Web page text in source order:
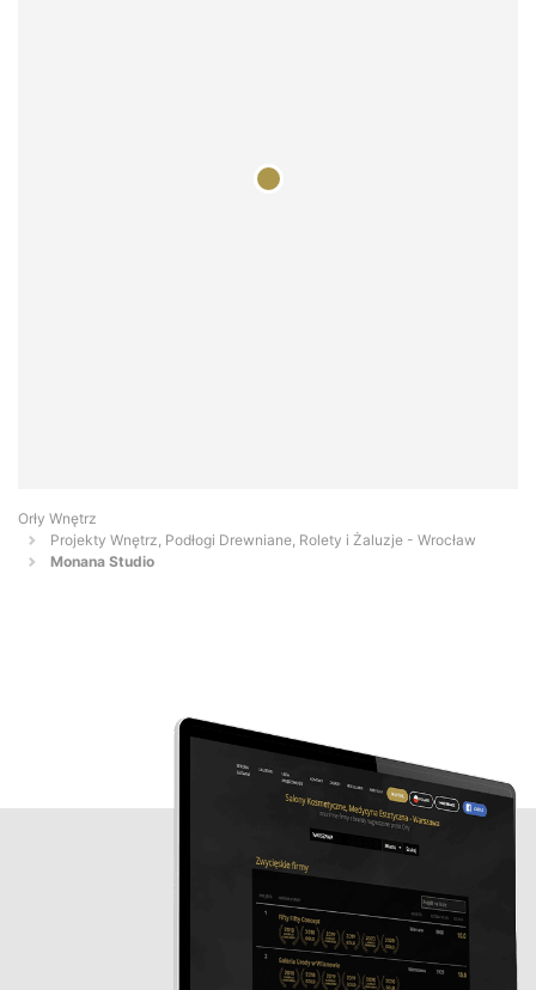
Orły Wnętrz
Projekty Wnętrz, Podłogi Drewniane, Rolety i Żaluzje - Wrocław
Monana Studio